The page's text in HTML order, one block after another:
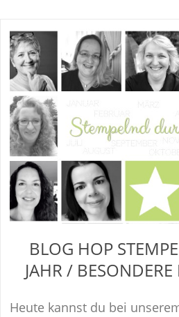
BLOG HOP
JAHR /
Heute kannst du bei